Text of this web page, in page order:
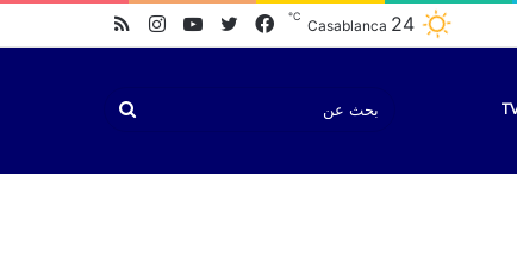
ملخصانستقراميوتيوبتويتر
فيسبوك Casablanca 24
℃
بحث